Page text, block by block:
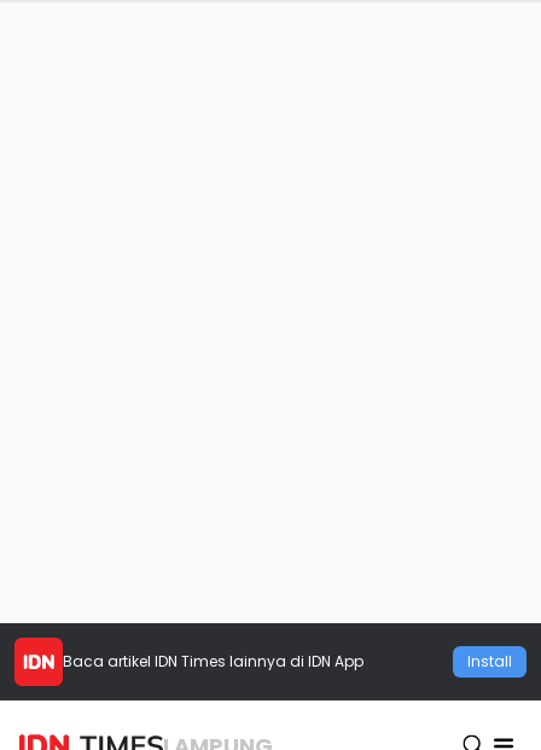
Baca artikel IDN Times lainnya di IDN App Install